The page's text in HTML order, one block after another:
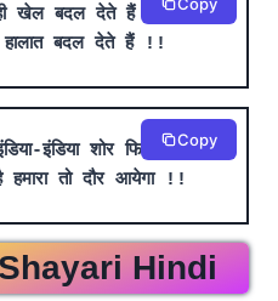
खेल बदल देते हैं
हालात बदल देते हैं !!
Copy
इंडिया शोर फिर आयेगा
हमारा तो दौर आयेगा !!
Copy
Hindi